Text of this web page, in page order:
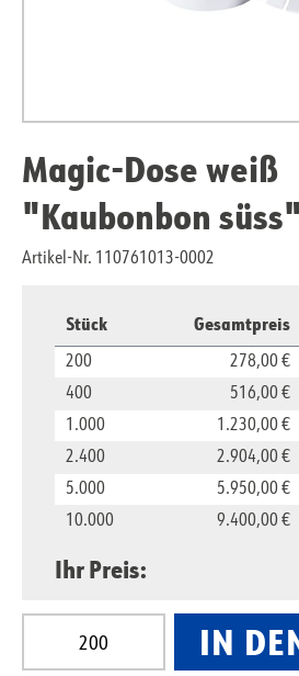
Magic-Dose weiß
"Kaubonbon süss"
Artikel-Nr. 110761013-0002
Stück Gesamtpreis
200 278,00 €
400
516,00 €
1.000
1.230,00 €
2.400
2.904,00 €
5.000
5.950,00 €
10.000
9.400,00 €
Ihr Preis:
Produkt Anzahl: Gib den
IN